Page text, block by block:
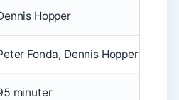
Hopper
Fonda, Dennis Hopper, Terry
minuter